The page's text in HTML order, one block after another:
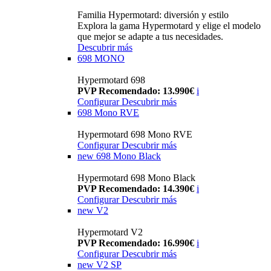
Familia Hypermotard: diversión y estilo
Explora la gama Hypermotard y elige el modelo
que mejor se adapte a tus necesidades.
Descubrir más
698 MONO
Hypermotard 698
PVP Recomendado: 13.990€ i
ConfigurarDescubrir más
698 Mono RVE
Hypermotard 698 Mono RVE
Configurar Descubrir más
new 698 Mono Black
Hypermotard 698 Mono Black
PVP Recomendado: 14.390€ i
Configurar Descubrir más
new V2
Hypermotard V2
PVP Recomendado: 16.990€ i
Configurar Descubrir más
new V2 SP